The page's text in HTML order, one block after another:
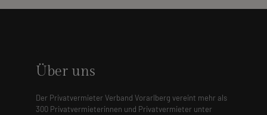
Über uns
Der Privatvermieter Verband Vorarlberg vereint mehr als
300 Privatvermieterinnen und Privatvermieter unter